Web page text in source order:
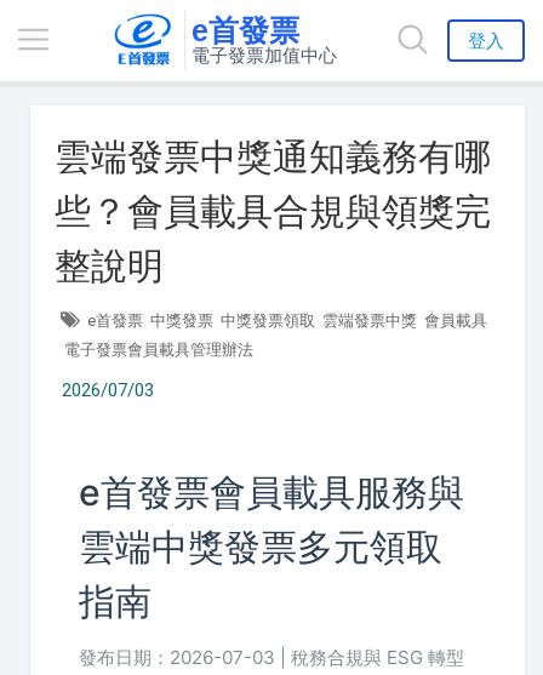
e首發票
電子發票加值中心
登入
雲端發票中獎通知義務有哪
些？會員載具合規與領獎完
整說明
e首發票 中獎發票 中獎發票領取 雲端發票中獎 會員載具
電子發票會員載具管理辦法
2026/07/03
e首發票會員載具服務與
雲端中獎發票多元領取
指南
發布日期：2026-07-03 | 稅務合規與 ESG 轉型